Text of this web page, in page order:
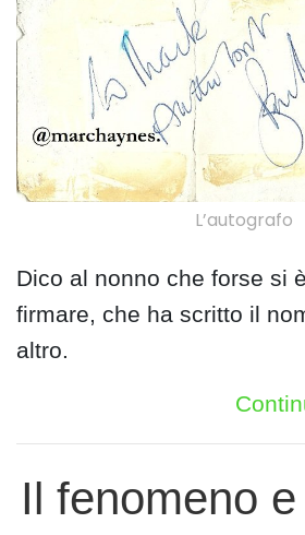
L’autografo
Dico al nonno che forse si
firmare, che ha scritto il
altro.
Il fenomeno